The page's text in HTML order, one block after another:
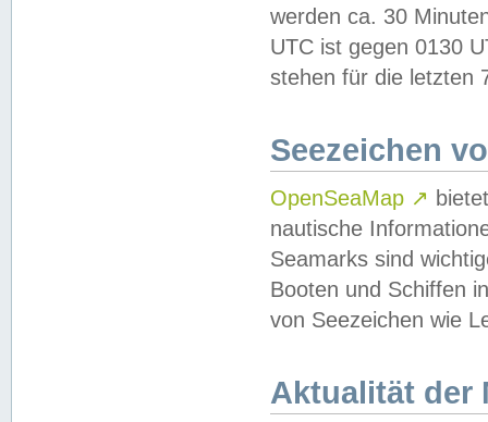
werden ca. 30
UTC ist gegen 0130
stehen für die letzten
Seezeichen
OpenSeaMap ↗
nautische
Seamarks sind
Booten und Schiffen
von Seezeichen wie
Aktualität der